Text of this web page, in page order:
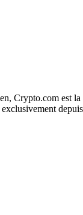
Crypto.com est la
depuis